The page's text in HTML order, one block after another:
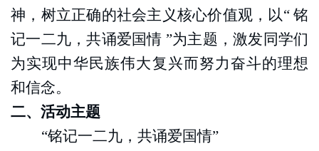
神，树立正确的社会主义核心价值观，以“ 铭
记一二九，共诵爱国情 ”为主题，激发同学们
为实现中华民族伟大复兴而努力奋斗的理想
和信念。
二、活动主题
“铭记一二九，共诵爱国情”